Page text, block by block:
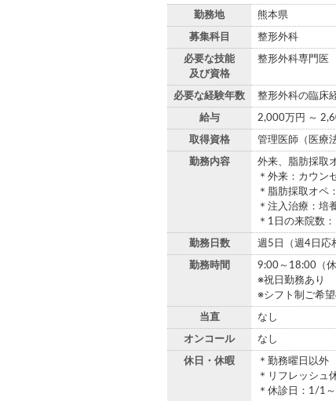
勤務地 熊本県
募集科目 整形外科
必要な技能
及び資格
整形外科専門医
必要な経験年数 整形外科の臨床
給与 2,000万円 ～
取得資格 管理医師（医療
勤務内容
外来、脂肪採取
＊外来：カウン
＊脂肪採取オペ
＊注入治療：培
＊1日の来院数
勤務日数 週5日（週4日応
勤務時間
9:00～18:00（休
※祝日勤務あり
※シフト制ご希
当直 なし
オンコール なし
休日・休暇
＊勤務曜日以外
＊リフレッシ
＊休診日：1/1